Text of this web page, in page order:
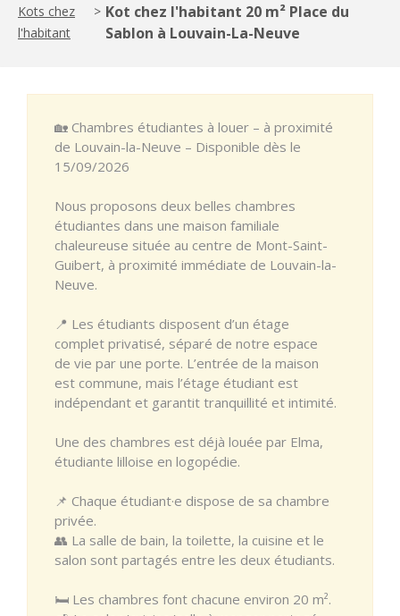
Kots chez
l'habitant
> Kot chez l'habitant 20 m² Place du
Sablon à Louvain-La-Neuve
🏡 Chambres étudiantes à louer – à proximité
de Louvain-la-Neuve – Disponible dès le
15/09/2026
Nous proposons deux belles chambres
étudiantes dans une maison familiale
chaleureuse située au centre de Mont-Saint-
Guibert, à proximité immédiate de Louvain-la-
Neuve.
📍 Les étudiants disposent d’un étage
complet privatisé, séparé de notre espace
de vie par une porte. L’entrée de la maison
est commune, mais l’étage étudiant est
indépendant et garantit tranquillité et intimité.
Une des chambres est déjà louée par Elma,
étudiante lilloise en logopédie.
📌 Chaque étudiant·e dispose de sa chambre
privée.
👥 La salle de bain, la toilette, la cuisine et le
salon sont partagés entre les deux étudiants.
🛏 Les chambres font chacune environ 20 m².